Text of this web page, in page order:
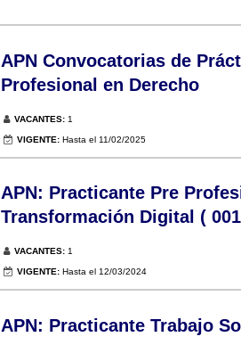
APN Convocatorias de
Profesional en Derecho
VACANTES: 1
VIGENTE: Hasta el 11/02/2025
APN: Practicante Pre
Transformación Digital (
VACANTES: 1
VIGENTE: Hasta el 12/03/2024
APN: Practicante Trabajo